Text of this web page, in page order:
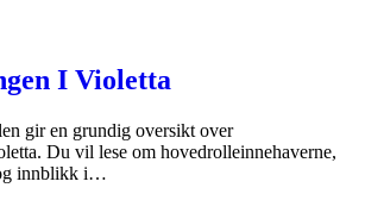
I Violetta
gir en grundig oversikt over
Du vil lese om hovedrolleinnehaverne,
innblikk i…